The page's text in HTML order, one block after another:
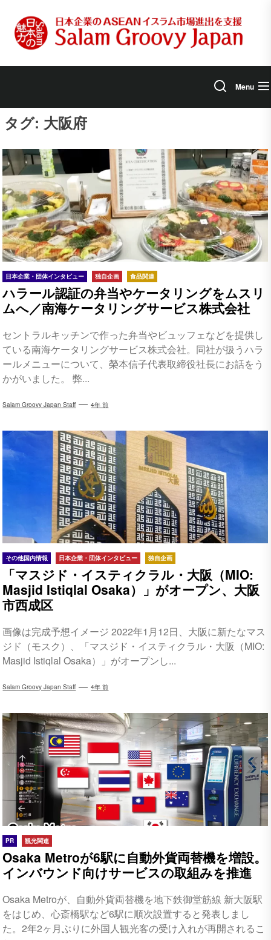
content
Menu
タグ: 大阪府
日本企業・団体インタビュー 独自企画 食品関連
ハラール認証の弁当やケータリングをムスリ
ムへ／南海ケータリングサービス株式会社
セントラルキッチンで作った弁当やビュッフェなどを提供し
ている南海ケータリングサービス株式会社。同社が扱うハラ
ールメニューについて、榮本信子代表取締役社長にお話をう
かがいました。 弊...
Salam Groovy Japan Staff 4年 前
その他国内情報 日本企業・団体インタビュー 独自企画
「マスジド・イスティクラル・大阪（MIO:
Masjid Istiqlal Osaka）」がオープン、大阪
市西成区
画像は完成予想イメージ 2022年1月12日、大阪に新たなマス
ジド（モスク）、「マスジド・イスティクラル・大阪（MIO:
Masjid Istiqlal Osaka）」がオープンし...
Salam Groovy Japan Staff 4年 前
PR 観光関連
Osaka Metroが6駅に自動外貨両替機を増設。
インバウンド向けサービスの取組みを推進
Osaka Metroが、自動外貨両替機を地下鉄御堂筋線 新大阪駅
をはじめ、心斎橋駅など6駅に順次設置すると発表しまし
た。2年2ヶ月ぶりに外国人観光客の受け入れが再開されるこ